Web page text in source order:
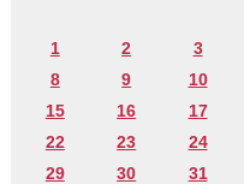
1 2 3
8
9 10
15
16 17
22
23 24
29
30 31